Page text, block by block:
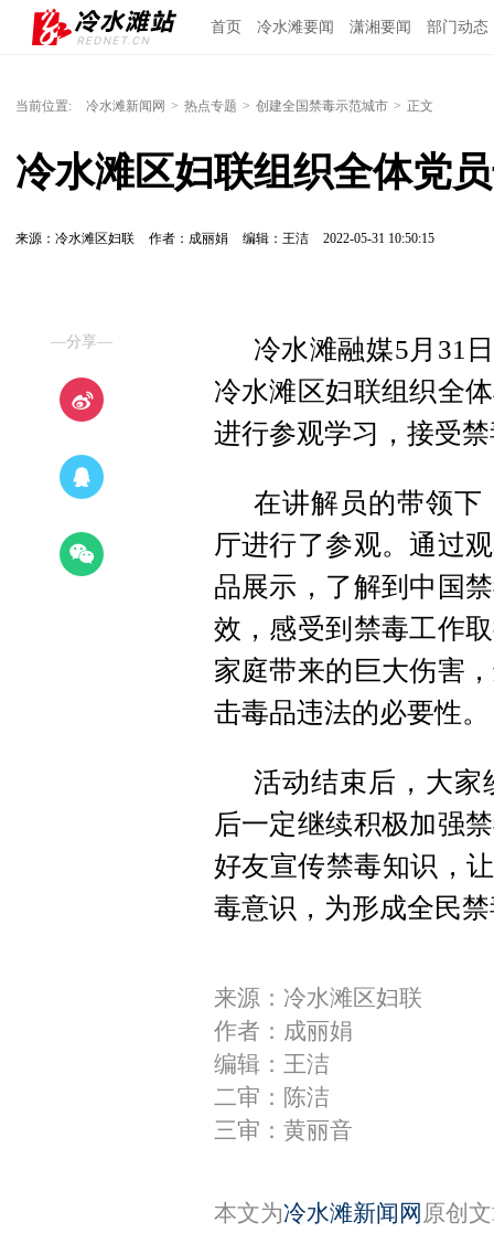
首页 冷水滩要闻 潇湘要闻 部门动态
当前位置: 冷水滩新闻网 > 热点专题 > 创建全国禁毒示范城市 > 正文
冷水滩区妇联组织全体党
来源：冷水滩区妇联 作者：成丽娟 编辑：王洁 2022-05-31 10:50:15
—分享—
冷水滩融媒5月31
冷水滩区妇联组织全
进行参观学习，接受
在讲解员的带领下
厅进行了参观。通过
品展示，了解到中国
效，感受到禁毒工作
家庭带来的巨大伤害
击毒品违法的必要性。
活动结束后，大家
后一定继续积极加强
好友宣传禁毒知识，
毒意识，为形成全民
来源：冷水滩区妇联
作者：成丽娟
编辑：王洁
二审：陈洁
三审：黄丽音
本文为冷水滩新闻网 原创